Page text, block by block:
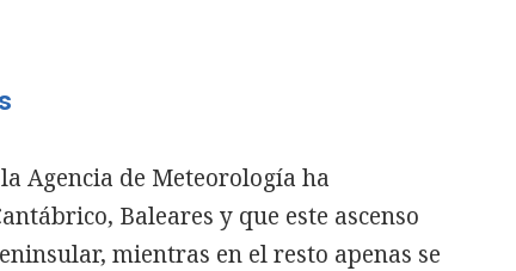
Agencia de Meteorología ha
Baleares y que este ascenso
mientras en el resto apenas se